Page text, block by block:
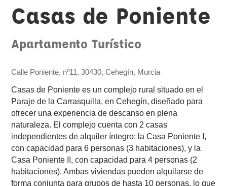
Casas de Poniente
Apartamento Turístico
Calle Poniente, nº11, 30430, Cehegín, Murcia
Casas de Poniente es un complejo rural situado en el
Paraje de la Carrasquilla, en Cehegín, diseñado para
ofrecer una experiencia de descanso en plena
naturaleza. El complejo cuenta con 2 casas
independientes de alquiler íntegro: la Casa Poniente I,
con capacidad para 6 personas (3 habitaciones), y la
Casa Poniente II, con capacidad para 4 personas (2
habitaciones). Ambas viviendas pueden alquilarse de
forma conjunta para grupos de hasta 10 personas, lo que